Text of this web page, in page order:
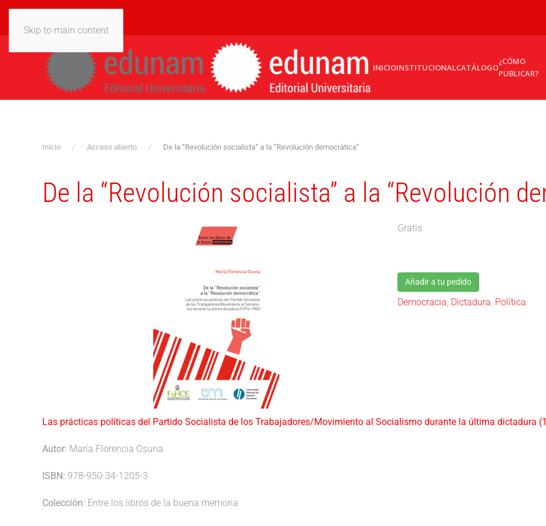
Skip to main content
INICIOINSTITUCIONALCATÁLOGO
¿CÓMO
PUBLICAR?
Inicio Acceso abierto De la “Revolución socialista” a la “Revolución democrática”
De la “Revolución socialista” a la “Revolución
Gratis
Añadir a tu pedido
Democracia, Dictadura, Política
Las prácticas políticas del Partido Socialista de los Trabajadores/Movimiento al Socialismo durante la última dictadura
Autor: María Florencia Osuna
ISBN: 978-950-34-1205-3
Colección: Entre los libros de la buena memoria